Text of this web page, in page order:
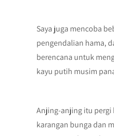
Saya juga mencoba
pengendalian hama,
berencana untuk
kayu putih musim
Anjing-anjing itu pergi
karangan bunga dan